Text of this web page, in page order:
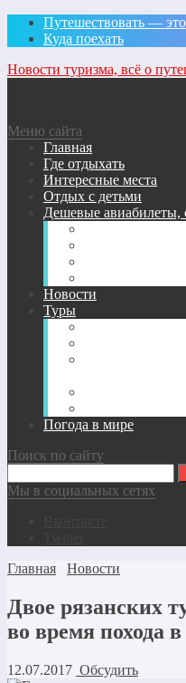
Путешествовать —
Куда поехать
Новости туризма, всё о
Меню сайта
Главная
Где отдыхать
Интересные места
Отдых с детьми
Дешевые авиабилеты,
Новости
Туры
Погода в мире
Поиск по сайту
Мы в социальных сетях
Главная
Новости
Двое рязанских
во время похода
12.07.2017 Обсудить